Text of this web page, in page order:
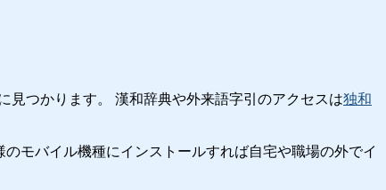
見つかります。 漢和辞典や外来語字引のアクセスは独和
のモバイル機種にインストールすれば自宅や職場の外でイ